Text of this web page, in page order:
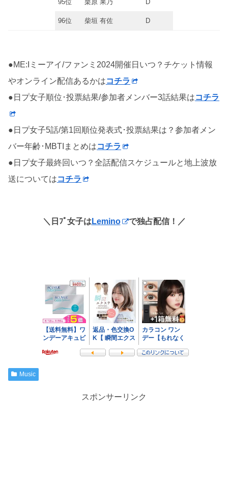
95位 栗原 果乃 D
96位 柴垣 有佐 D
●ME:Iミーアイ/ファンミ2024開催日いつ？チケット情報
やオンライン配信あるかはコチラ
●日プ女子順位･投票結果/参加者メンバー3話結果はコチラ
●日プ女子5話/第1回順位発表式･投票結果は？参加者メン
バー年齢･MBTIまとめはコチラ
●日プ女子最終回いつ？全話配信スケジュールと地上波放
送についてはコチラ
＼日ﾌﾟ女子は Lemino で独占配信！／
Music
スポンサーリンク